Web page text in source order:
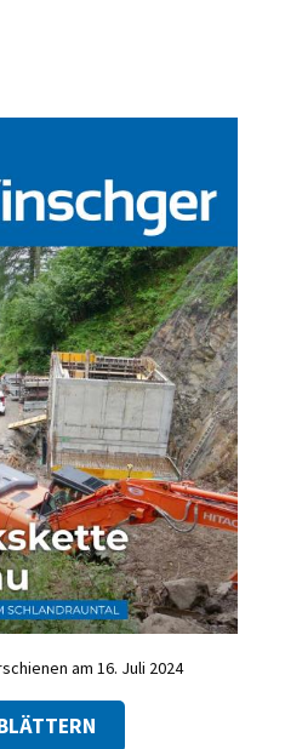
am 16. Juli 2024